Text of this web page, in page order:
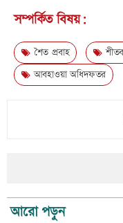
সম্পর্কিত বিষয়:
শৈত প্রবাহ
আবহাওয়া অধিদফতর
আরো পড়ুন